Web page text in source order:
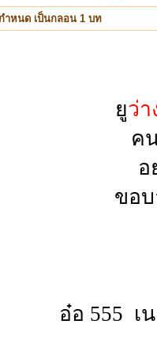
ำหนด เป็นกลอน 1 บท
ยูว่
ค
อ
ขอบ
อ๋อ 555 เ